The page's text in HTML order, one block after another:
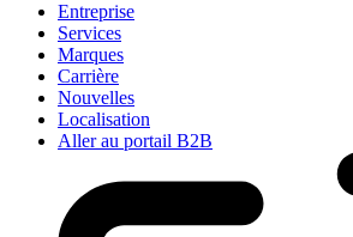
Entreprise
Services
Marques
Carrière
Nouvelles
Localisation
Aller au portail B2B